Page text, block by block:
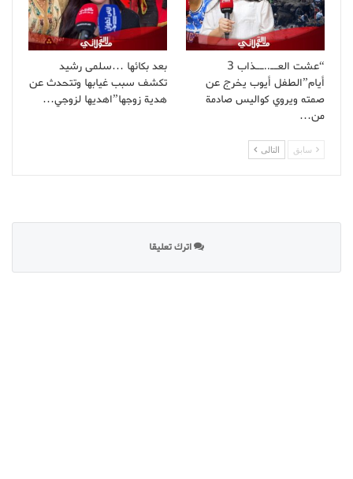
“عشت العــ..ــذاب 3
أيام”الطفل أيوب يخرج عن
صمته ويروي كواليس صادمة
من…
بعد بكائها …سلمى رشيد
تكشف سبب غيابها وتتحدث عن
هدية زوجها”اهديها لزوجي…
سابق التالى
اترك تعليقا